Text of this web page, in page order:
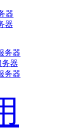
器
器
务器
务器
务器